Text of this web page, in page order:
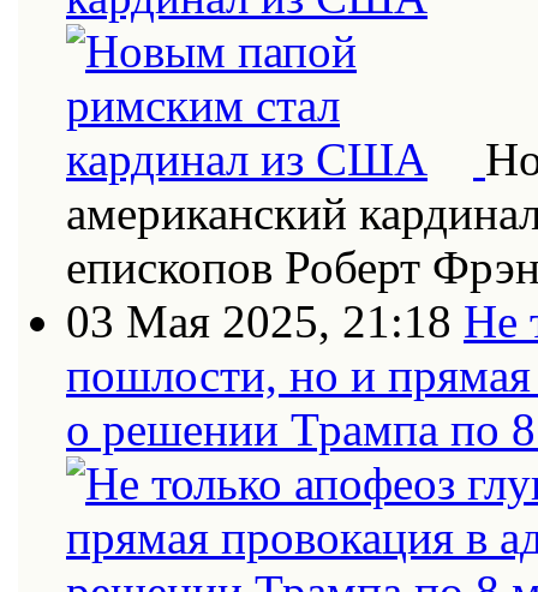
американский
епископов Роберт
03 Мая 2025, 21:18 Не
пошлости, но и
о решении Трампа по